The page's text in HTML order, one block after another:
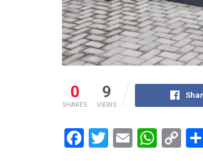
0
SHARES
9
VIEWS
F
T
E
W C